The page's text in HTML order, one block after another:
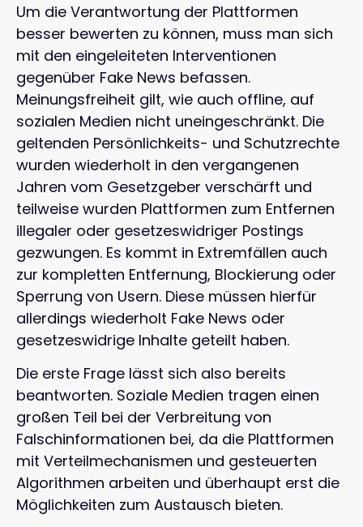
Um die Verantwortung der Plattformen
besser bewerten zu können, muss man sich
mit den eingeleiteten Interventionen
gegenüber Fake News befassen.
Meinungsfreiheit gilt, wie auch offline, auf
sozialen Medien nicht uneingeschränkt. Die
geltenden Persönlichkeits- und Schutzrechte
wurden wiederholt in den vergangenen
Jahren vom Gesetzgeber verschärft und
teilweise wurden Plattformen zum Entfernen
illegaler oder gesetzeswidriger Postings
gezwungen. Es kommt in Extremfällen auch
zur kompletten Entfernung, Blockierung oder
Sperrung von Usern. Diese müssen hierfür
allerdings wiederholt Fake News oder
gesetzeswidrige Inhalte geteilt haben.
Die erste Frage lässt sich also bereits
beantworten. Soziale Medien tragen einen
großen Teil bei der Verbreitung von
Falschinformationen bei, da die Plattformen
mit Verteilmechanismen und gesteuerten
Algorithmen arbeiten und überhaupt erst die
Möglichkeiten zum Austausch bieten.